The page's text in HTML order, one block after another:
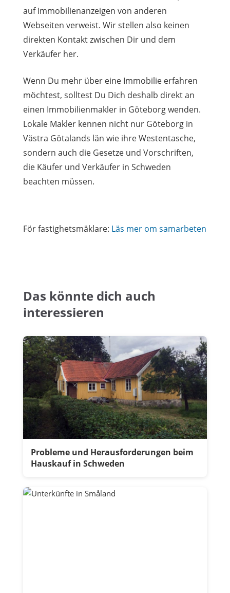
auf Immobilienanzeigen von anderen
Webseiten verweist. Wir stellen also keinen
direkten Kontakt zwischen Dir und dem
Verkäufer her.
Wenn Du mehr über eine Immobilie erfahren
möchtest, solltest Du Dich deshalb direkt an
einen Immobilienmakler in Göteborg wenden.
Lokale Makler kennen nicht nur Göteborg in
Västra Götalands län wie ihre Westentasche,
sondern auch die Gesetze und Vorschriften,
die Käufer und Verkäufer in Schweden
beachten müssen.
För fastighetsmäklare: Läs mer om samarbeten
Das könnte dich auch
interessieren
Probleme und Herausforderungen beim
Hauskauf in Schweden